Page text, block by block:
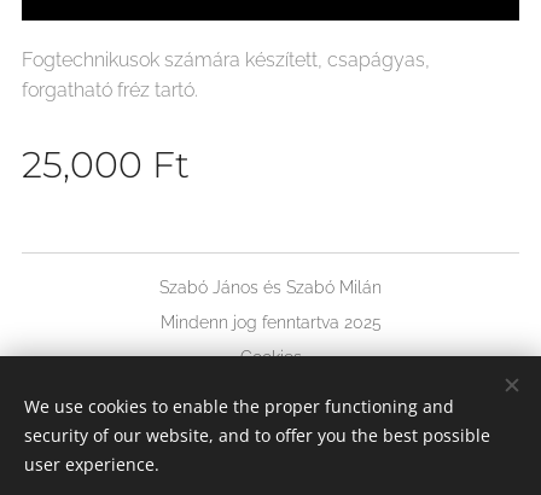
Fogtechnikusok számára készített, csapágyas,
forgatható fréz tartó.
25,000 Ft
Szabó János és Szabó Milán
Mindenn jog fenntartva 2025
Cookies
Languages
Magyar
Deutsch English
We use cookies to enable the proper functioning and
security of our website, and to offer you the best possible
user experience.